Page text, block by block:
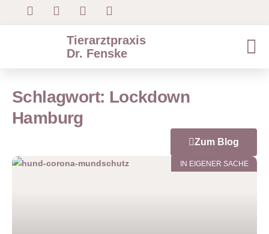
Tierarztpraxis
Dr. Fenske
Schlagwort: Lockdown
Hamburg
Zum Blog
IN EIGENER SACHE